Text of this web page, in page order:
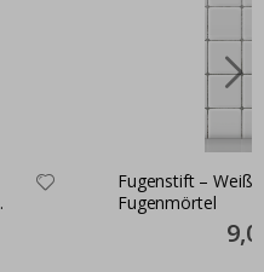
Fugenstift –
Fugenmörtel
Price